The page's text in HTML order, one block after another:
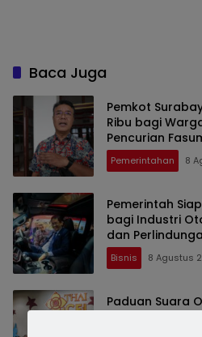
Baca Juga
Pemkot
Ribu bagi
Pencurian
Pemerintahan 8
Pemerintah
bagi Industri
dan
Bisnis 8 Agustus
Paduan Suara